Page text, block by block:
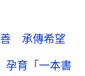
善 承傳希望
育「一本書